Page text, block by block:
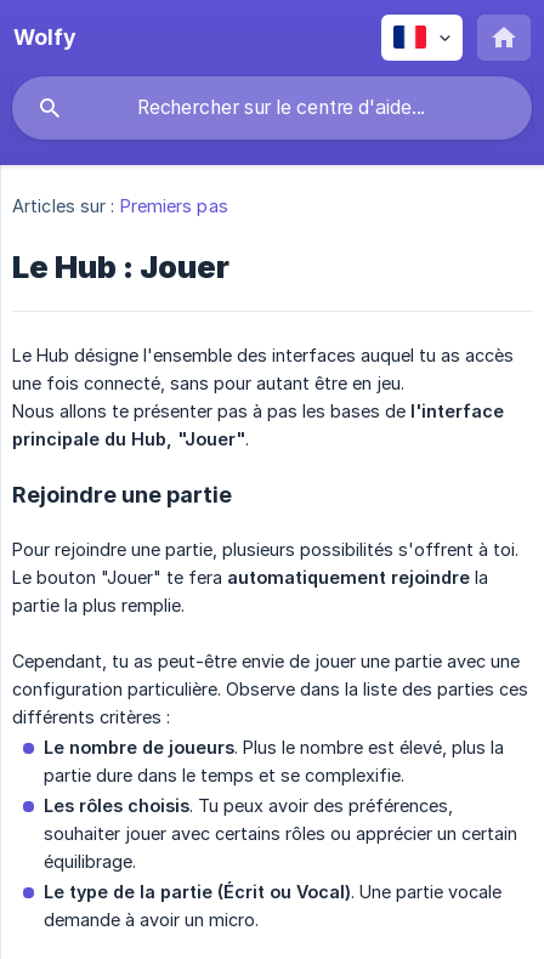
Wolfy
Articles sur : Premiers pas
Le Hub : Jouer
Le Hub désigne l'ensemble des interfaces auquel tu as accès
une fois connecté, sans pour autant être en jeu.
Nous allons te présenter pas à pas les bases de l'interface
principale du Hub, "Jouer".
Rejoindre une partie
Pour rejoindre une partie, plusieurs possibilités s'offrent à toi.
Le bouton "Jouer" te fera automatiquement rejoindre la
partie la plus remplie.
Cependant, tu as peut-être envie de jouer une partie avec une
configuration particulière. Observe dans la liste des parties ces
différents critères :
Le nombre de joueurs. Plus le nombre est élevé, plus la
partie dure dans le temps et se complexifie.
Les rôles choisis. Tu peux avoir des préférences,
souhaiter jouer avec certains rôles ou apprécier un certain
équilibrage.
Le type de la partie (Écrit ou Vocal). Une partie vocale
demande à avoir un micro.